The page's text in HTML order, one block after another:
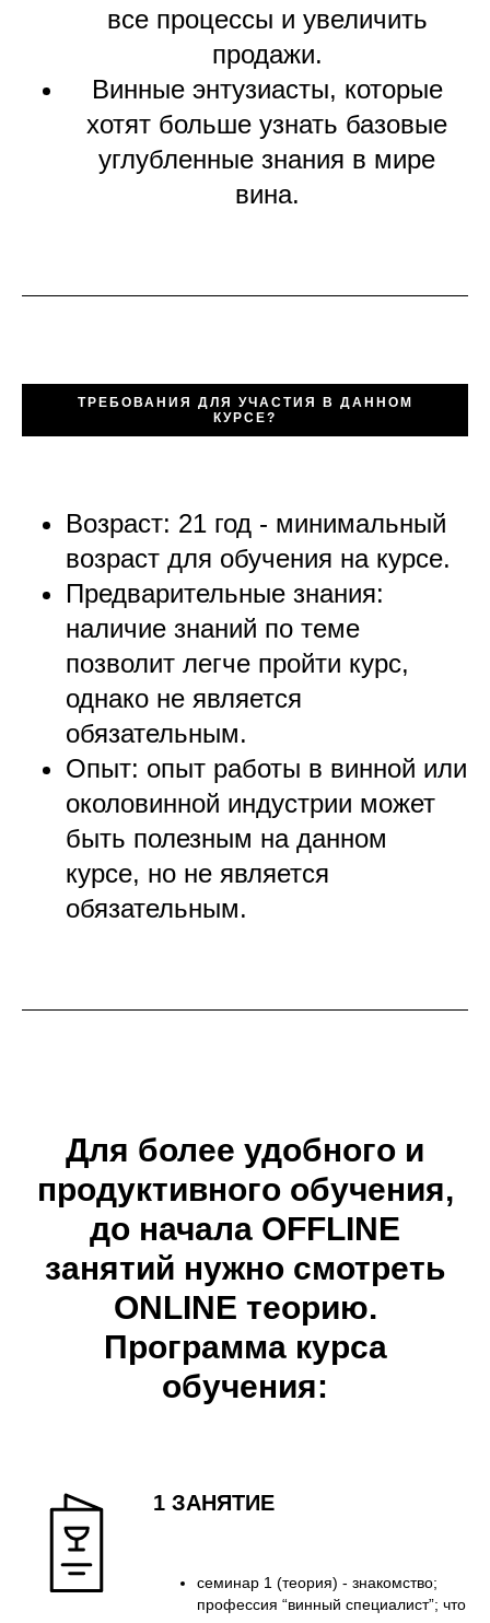
все процессы и увеличить
продажи.
Винные энтузиасты, которые
хотят больше узнать базовые
углубленные знания в мире
вина.
ТРЕБОВАНИЯ ДЛЯ УЧАСТИЯ В ДАННОМ
КУРСЕ?
Возраст: 21 год - минимальный
возраст для обучения на курсе.
Предварительные знания:
наличие знаний по теме
позволит легче пройти курс,
однако не является
обязательным.
Опыт: опыт работы в винной или
околовинной индустрии может
быть полезным на данном
курсе, но не является
обязательным.
Для более удобного и
продуктивного обучения,
до начала OFFLINE
занятий нужно смотреть
ONLINE теорию.
Программа курса
обучения:
1 ЗАНЯТИЕ
семинар 1 (теория) - знакомство;
профессия “винный специалист”; что